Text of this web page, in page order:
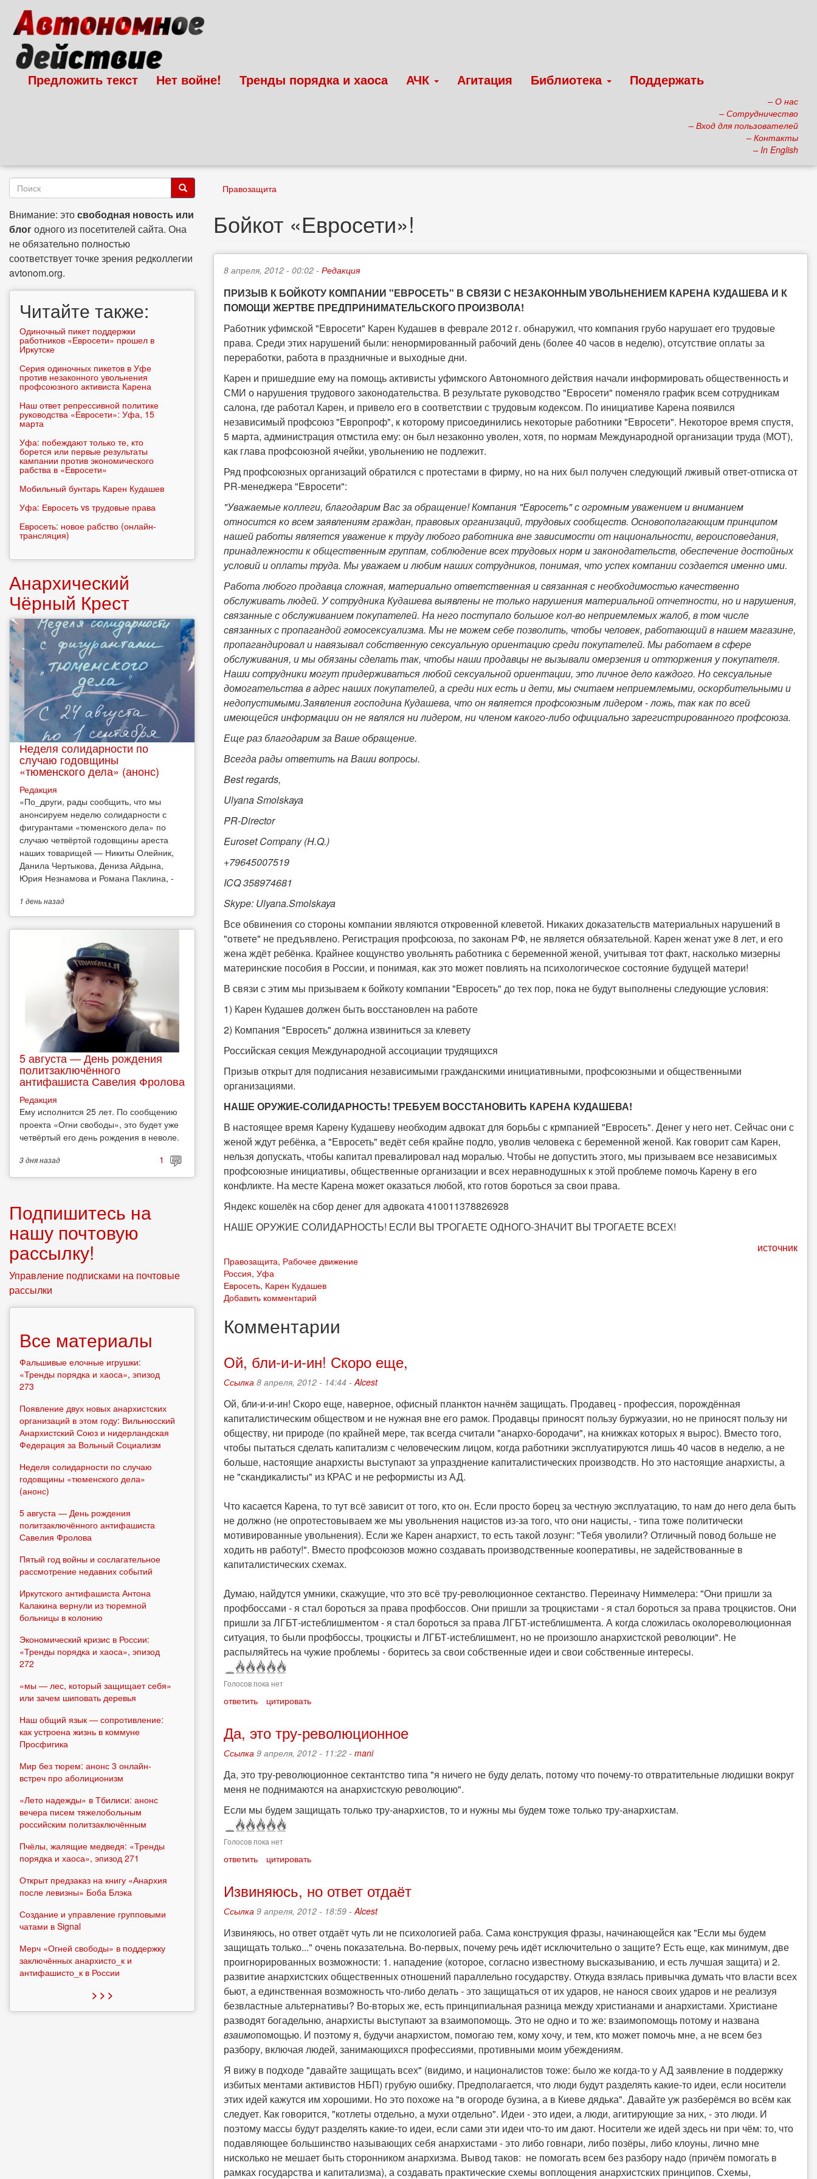
основному
содержанию
Предложить текст Нет войне! Тренды порядка и хаоса АЧК Агитация Библиотека Поддержать
– О нас
– Сотрудничество
– Вход для пользователей
– Контакты
– In English
Правозащита
Бойкот «Евросети»!
8 апреля, 2012 - 00:02 - Редакция
ПРИЗЫВ К БОЙКОТУ КОМПАНИИ "ЕВРОСЕТЬ" В СВЯЗИ С НЕЗАКОННЫМ УВОЛЬНЕНИЕМ КАРЕНА КУДАШЕВА И К
ПОМОЩИ ЖЕРТВЕ ПРЕДПРИНИМАТЕЛЬСКОГО ПРОИЗВОЛА!
Работник уфимской "Евросети" Карен Кудашев в феврале 2012 г. обнаружил, что компания грубо нарушает его трудовые
права. Среди этих нарушений были: ненормированный рабочий день (более 40 часов в неделю), отсутствие оплаты за
переработки, работа в праздничные и выходные дни.
Карен и пришедшие ему на помощь активисты уфимского Автономного действия начали информировать общественность и
СМИ о нарушения трудового законодательства. В результате руководство "Евросети" поменяло график всем сотрудникам
салона, где работал Карен, и привело его в соответствии с трудовым кодексом. По инициативе Карена появился
независимый профсоюз "Европроф", к которому присоединились некоторые работники "Евросети". Некоторое время спустя,
5 марта, администрация отмстила ему: он был незаконно уволен, хотя, по нормам Международной организации труда (МОТ),
как глава профсоюзной ячейки, увольнению не подлежит.
Ряд профсоюзных организаций обратился с протестами в фирму, но на них был получен следующий лживый ответ-отписка от
PR-менеджера "Евросети":
"Уважаемые коллеги, благодарим Вас за обращение!Компания "Евросеть" с огромным уважением и вниманием
относится ко всем заявлениям граждан, правовых организаций, трудовых сообществ. Основополагающим принципом
нашей работы является уважение к труду любого работника вне зависимости от национальности, вероисповедания,
принадлежности к общественным группам, соблюдение всех трудовых норм и законодательств, обеспечение достойных
условий и оплаты труда. Мы уважаем и любим наших сотрудников, понимая, что успех компании создается именно ими.
Работа любого продавца сложная, материально ответственная и связанная с необходимостью качественно
обслуживать людей. У сотрудника Кудашева выявлены не только нарушения материальной отчетности, но и нарушения,
связанные с обслуживанием покупателей. На него поступало большое кол-во неприемлемых жалоб, в том числе
связанных с пропагандой гомосексуализма. Мы не можем себе позволить, чтобы человек, работающий в нашем магазине,
пропагандировал и навязывал собственную сексуальную ориентацию среди покупателей. Мы работаем в сфере
обслуживания, и мы обязаны сделать так, чтобы наши продавцы не вызывали омерзения и отторжения у покупателя.
Наши сотрудники могут придерживаться любой сексуальной ориентации, это личное дело каждого. Но сексуальные
домогательства в адрес наших покупателей, а среди них есть и дети, мы считаем неприемлемыми, оскорбительными и
недопустимыми.Заявления господина Кудашева, что он является профсоюзным лидером - ложь, так как по всей
имеющейся информации он не являлся ни лидером, ни членом какого-либо официально зарегистрированного профсоюза.
Еще раз благодарим за Ваше обращение.
Всегда рады ответить на Ваши вопросы.
Best regards,
Ulyana Smolskaya
PR-Director
Euroset Company (H.Q.)
+79645007519
ICQ 358974681
Skype: Ulyana.Smolskaya
Все обвинения со стороны компании являются откровенной клеветой. Никаких доказательств материальных нарушений в
"ответе" не предъявлено. Регистрация профсоюза, по законам РФ, не является обязательной. Карен женат уже 8 лет, и его
жена ждёт ребёнка. Крайнее кощунство увольнять работника с беременной женой, учитывая тот факт, насколько мизерны
материнские пособия в России, и понимая, как это может повлиять на психологическое состояние будущей матери!
В связи с этим мы призываем к бойкоту компании "Евросеть" до тех пор, пока не будут выполнены следующие условия:
1) Карен Кудашев должен быть восстановлен на работе
2) Компания "Евросеть" должна извиниться за клевету
Российская секция Международной ассоциации трудящихся
Призыв открыт для подписания независимыми гражданскими инициативными, профсоюзными и общественными
организациями.
НАШЕ ОРУЖИЕ-СОЛИДАРНОСТЬ! ТРЕБУЕМ ВОССТАНОВИТЬ КАРЕНА КУДАШЕВА!
В настоящее время Карену Кудашеву необходим адвокат для борьбы с крмпанией "Евросеть". Денег у него нет. Сейчас они с
женой ждут ребёнка, а "Евросеть" ведёт себя крайне подло, уволив человека с беременной женой. Как говорит сам Карен,
нельзя допускать, чтобы капитал превалировал над моралью. Чтобы не допустить этого, мы призываем все независимых
профсоюзные инициативы, общественные организации и всех неравнодушных к этой проблеме помочь Карену в его
конфликте. На месте Карена может оказаться любой, кто готов бороться за свои права.
Яндекс кошелёк на сбор денег для адвоката 410011378826928
НАШЕ ОРУЖИЕ СОЛИДАРНОСТЬ! ЕСЛИ ВЫ ТРОГАЕТЕ ОДНОГО-ЗНАЧИТ ВЫ ТРОГАЕТЕ ВСЕХ!
источник
Правозащита, Рабочее движение
Россия, Уфа
Евросеть, Карен Кудашев
Добавить комментарий
Комментарии
Ой, бли-и-и-ин! Скоро еще,
Ссылка 8 апреля, 2012 - 14:44 -Alcest
Ой, бли-и-и-ин! Скоро еще, наверное, офисный планктон начнём защищать. Продавец - профессия, порождённая
капиталистическим обществом и не нужная вне его рамок. Продавцы приносят пользу буржуазии, но не приносят пользу ни
обществу, ни природе (по крайней мере, так всегда считали "анархо-бородачи", на книжках которых я вырос). Вместо того,
чтобы пытаться сделать капитализм с человеческим лицом, когда работники эксплуатируются лишь 40 часов в неделю, а не
больше, настоящие анархисты выступают за упразднение капиталистических производств. Но это настоящие анархисты, а
не "скандикалисты" из КРАС и не реформисты из АД.
Что касается Карена, то тут всё зависит от того, кто он. Если просто борец за честную эксплуатацию, то нам до него дела быть
не должно (не опротестовываем же мы увольнения нацистов из-за того, что они нацисты, - типа тоже политически
мотивированные увольнения). Если же Карен анархист, то есть такой лозунг: "Тебя уволили? Отличный повод больше не
ходить нв работу!". Вместо профсоюзов можно создавать производственные кооперативы, не задействованные в
капиталистических схемах.
Думаю, найдутся умники, скажущие, что это всё тру-революционное сектанство. Переиначу Ниммелера: "Они пришли за
профбоссами - я стал бороться за права профбоссов. Они пришли за троцкистами - я стал бороться за права троцкистов. Они
пришли за ЛГБТ-истеблишментом - я стал бороться за права ЛГБТ-истеблишмента. А когда сложилась околореволюционная
ситуация, то были профбоссы, троцкисты и ЛГБТ-истеблишмент, но не произошло анархистской революции". Не
распыляйтесь на чужие проблемы - боритесь за свои собственные идеи и свои собственные интересы.
Голосов пока нет
ответить цитировать
Да, это тру-революционное
Ссылка 9 апреля, 2012 - 11:22 - mani
Да, это тру-революционное сектантство типа "я ничего не буду делать, потому что почему-то отвратительные людишки вокруг
меня не поднимаются на анархистскую революцию".
Если мы будем защищать только тру-анархистов, то и нужны мы будем тоже только тру-анархистам.
Голосов пока нет
ответить цитировать
Извиняюсь, но ответ отдаёт
Ссылка 9 апреля, 2012 - 18:59 -Alcest
Извиняюсь, но ответ отдаёт чуть ли не психологией раба. Сама конструкция фразы, начинающейся как "Если мы будем
защищать только..." очень показательна. Во-первых, почему речь идёт исключительно о защите? Есть еще, как минимум, две
проигнорированных возможности: 1. нападение (которое, согласно известному высказыванию, и есть лучшая защита) и 2.
развитие анархистских общественных отношений параллельно государству. Откуда взялась привычка думать что власти всех
бьют, а единственная возможность что-либо делать - это защищаться от их ударов, не нанося своих ударов и не реализуя
безвластные альтернативы? Во-вторых же, есть принципиальная разница между христианами и анархистами. Христиане
разводят богадельню, анархисты выступают за взаимопомощь. Это не одно и то же: взаимопомощь потому и названа
взаимопомощью. И поэтому я, будучи анархистом, помогаю тем, кому хочу, и тем, кто может помочь мне, а не всем без
разбору, включая людей, занимающихся профессиями, противными моим убеждениям.
Я вижу в подходе "давайте защищать всех" (видимо, и националистов тоже: было же когда-то у АД заявление в поддержку
избитых ментами активистов НБП) грубую ошибку. Предполагается, что люди будут разделять какие-то идеи, если носители
этих идей кажутся им хорошими. Но это похоже на "в огороде бузина, а в Киеве дядька". Давайте уж разберёмся во всём как
следует. Как говорится, "котлеты отдельно, а мухи отдельно". Идеи - это идеи, а люди, агитирующие за них, - это люди. И
поэтому массы будут разделять какие-то идеи, если сами эти идеи что-то им дают. Носители же идей здесь ни при чём: то, что
подавляющее большинство называющих себя анархистами - это либо говнари, либо позёры, либо клоуны, лично мне
нисколько не мешает быть сторонником анархизма. Вывод таков: не помогать всем без разбору надо (причём помогать в
рамках государства и капитализма), а создавать практические схемы воплощения анархистских принципов. Схемы,
Форма
поиска
Внимание: этосвободная новость или
блогодного из посетителей сайта. Она
не обязательно полностью
соответствует точке зрения редколлегии
avtonom.org.
Читайте также:
Одиночный пикет поддержки
работников «Евросети» прошел в
Иркутске
Серия одиночных пикетов в Уфе
против незаконного увольнения
профсоюзного активиста Карена
Наш ответ репрессивной политике
руководства «Евросети»: Уфа, 15
марта
Уфа: побеждают только те, кто
борется или первые результаты
кампании против экономического
рабства в «Евросети»
Мобильный бунтарь Карен Кудашев
Уфа: Евросеть vs трудовые права
Евросеть: новое рабство (онлайн-
трансляция)
Анархический
Чёрный Крест
Неделя солидарности по
случаю годовщины
«тюменского дела» (анонс)
Редакция
​«По_други, рады сообщить, что мы
анонсируем неделю солидарности с
фигурантами «тюменского дела» по
случаю четвёртой годовщины ареста
наших товарищей — Никиты Олейник,
Данила Чертыкова, Дениза Айдына,
Юрия Незнамова и Романа Паклина, -
1 деньназад
5 августа — День рождения
политзаключённого
антифашиста Савелия Фролова
Редакция
Ему исполнится 25 лет. По сообщению
проекта «Огни свободы», это будет уже
четвёртый его день рождения в неволе.
3 дняназад 1
Подпишитесь на
нашу почтовую
рассылку!
Управление подписками на почтовые
рассылки
Все материалы
Фальшивые елочные игрушки:
«Тренды порядка и хаоса», эпизод
273
Появление двух новых анархистских
организаций в этом году: Вильнюсский
Анархистский Союз и нидерландская
Федерация за Вольный Социализм
Неделя солидарности по случаю
годовщины «тюменского дела»
(анонс)
5 августа — День рождения
политзаключённого антифашиста
Савелия Фролова
Пятый год войны и сослагательное
рассмотрение недавних событий
Иркутского антифашиста Антона
Калакина вернули из тюремной
больницы в колонию
Экономический кризис в России:
«Тренды порядка и хаоса», эпизод
272
«мы — лес, который защищает себя»
или зачем шиповать деревья
Наш общий язык — сопротивление:
как устроена жизнь в коммуне
Просфигика
Мир без тюрем: анонс 3 онлайн-
встреч про аболиционизм
«Лето надежды» в Тбилиси: анонс
вечера писем тяжелобольным
российским политзаключённым
Пчёлы, жалящие медведя: «Тренды
порядка и хаоса», эпизод 271
Открыт предзаказ на книгу «Анархия
после левизны» Боба Блэка
Создание и управление групповыми
чатами в Signal
Мерч «Огней свободы» в поддержку
заключённых анархисто_к и
антифашисто_к в России
> > >